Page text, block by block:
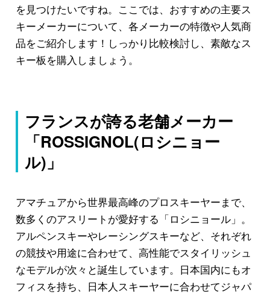
を見つけたいですね。ここでは、おすすめの主要ス
キーメーカーについて、各メーカーの特徴や人気商
品をご紹介します！しっかり比較検討し、素敵なス
キー板を購入しましょう。
フランスが誇る老舗メーカー
「ROSSIGNOL(ロシニョー
ル)」
アマチュアから世界最高峰のプロスキーヤーまで、
数多くのアスリートが愛好する「ロシニョール」。
アルペンスキーやレーシングスキーなど、それぞれ
の競技や用途に合わせて、高性能でスタイリッシュ
なモデルが次々と誕生しています。日本国内にもオ
フィスを持ち、日本人スキーヤーに合わせてジャパ